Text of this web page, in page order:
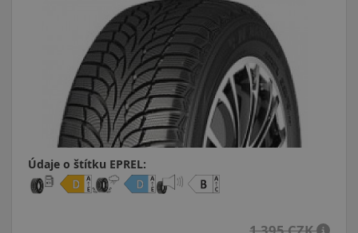
Údaje o štítku EPREL: